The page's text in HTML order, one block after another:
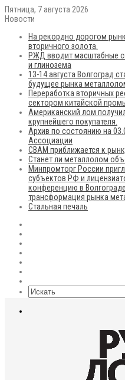
Пятница, 7 августа 2026
Новости
На рекордно дорогом
вторичного золота.
РЖД вводит масштабные
и глинозема
13-14 августа Волгоград
будущее рынка
Переработка вторичных
сектором китайской
Американский лом
крупнейшего покупателя.
Архив по состоянию на
Ассоциации
CBAM приближается к
Станет ли металлолом
Минпромторг России
субъектов РФ и
конференцию в
трансформация рынка
Стальная печаль